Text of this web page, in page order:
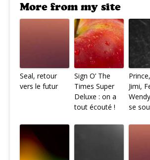
More from my site
Seal, retour
vers le futur
Sign O’ The
Times Super
Deluxe : on a
tout écouté !
Jimi,
se